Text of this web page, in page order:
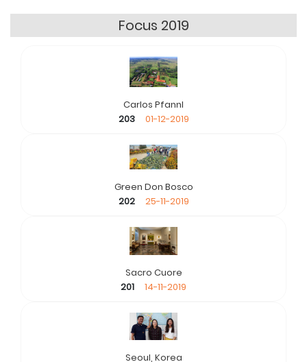
Focus 2019
Carlos Pfannl
203
01-12-2019
Green Don Bosco
202
25-11-2019
Sacro Cuore
201
14-11-2019
Seoul, Korea